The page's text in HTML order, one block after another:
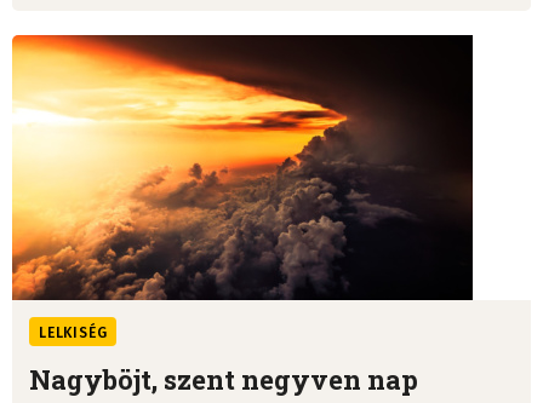
LELKISÉG
Nagyböjt, szent negyven nap